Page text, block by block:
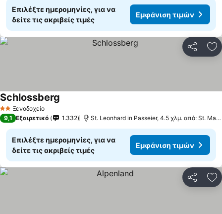
Επιλέξτε ημερομηνίες, για να
δείτε τις ακριβείς τιμές
Εμφάνιση τιμών
2 ΑστέριαΞενοδοχείο
Schlossberg
9,1 Εξαιρετικό 1.332 St. Leonhard in Passeier, 4.5 χλμ. από: St. Martin in Passeier
Επιλέξτε ημερομηνίες, για να
δείτε τις ακριβείς τιμές
Εμφάνιση τιμών